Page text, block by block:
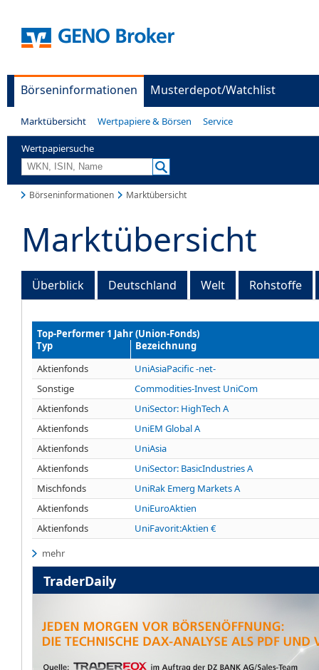
Börseninformationen Musterdepot/Watchlist
Marktübersicht Wertpapiere & Börsen Service
Wertpapiersuche
Börseninformationen Marktübersicht
Marktübersicht
Überblick Deutschland Welt Rohstoffe
Top-Performer 1 Jahr (Union-Fonds)
Typ
Bezeichnung
Aktienfonds
UniAsiaPacific -net-
Sonstige
Commodities-Invest UniCom
Aktienfonds
UniSector: HighTech A
Aktienfonds
UniEM Global A
Aktienfonds
UniAsia
Aktienfonds
UniSector: BasicIndustries A
Mischfonds
UniRak Emerg Markets A
Aktienfonds
UniEuroAktien
Aktienfonds
UniFavorit:Aktien €
mehr
TraderDaily